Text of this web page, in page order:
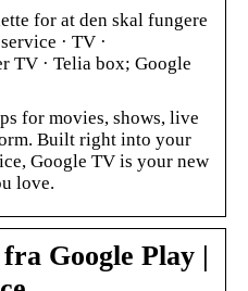
for at den skal fungere
· TV ·
TV · Telia box; Google
for movies, shows, live
Built right into your
Google TV is your new
love.
Google Play |